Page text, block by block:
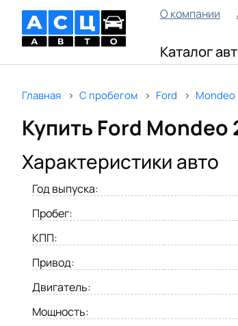
О компании
Каталог
Главная С пробегом Ford Mondeo
Купить Ford Mondeo
Характеристики авто
Год выпуска:
Пробег:
КПП:
Привод:
Двигатель:
Мощность: